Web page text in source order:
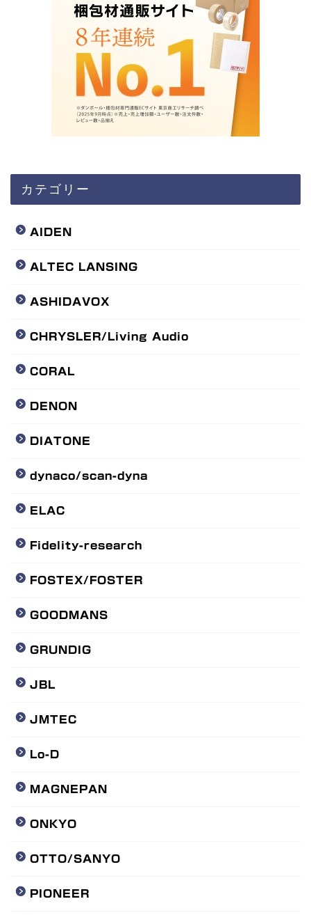
カテゴリー
AIDEN
ALTEC LANSING
ASHIDAVOX
CHRYSLER/Living Audio
CORAL
DENON
DIATONE
dynaco/scan-dyna
ELAC
Fidelity-research
FOSTEX/FOSTER
GOODMANS
GRUNDIG
JBL
JMTEC
Lo-D
MAGNEPAN
ONKYO
OTTO/SANYO
PIONEER